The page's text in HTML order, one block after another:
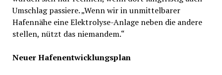
Umschlag passiere. „Wenn wir in unmittelbarer
Hafennähe eine Elektrolyse-Anlage neben die andere
stellen, nützt das niemandem.“
Neuer Hafenentwicklungsplan